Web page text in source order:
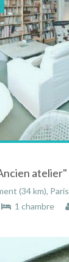
atelier"
(34 km),
1 chambre